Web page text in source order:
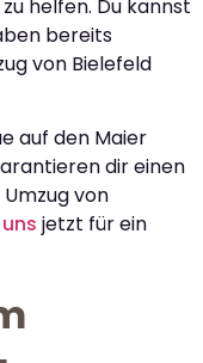
helfen. Du kannst
bereits
von Bielefeld
auf den Maier
dir einen
von
jetzt für ein